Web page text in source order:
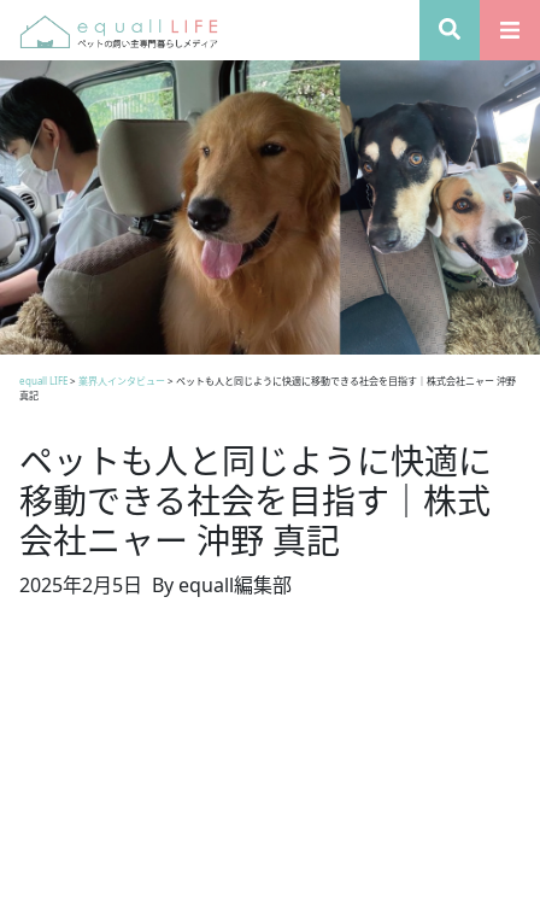
equall LIFE> 業界人インタビュー > ペットも人と同じように快適に移動できる社会を目指す｜株式会社ニャー 沖野
真記
ペットも人と同じように快適に
移動できる社会を目指す｜株式
会社ニャー 沖野 真記
2025年2月5日 By equall編集部